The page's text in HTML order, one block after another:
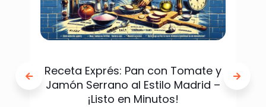
Receta Exprés: Pan con Tomate y
Jamón Serrano al Estilo Madrid –
¡Listo en Minutos!